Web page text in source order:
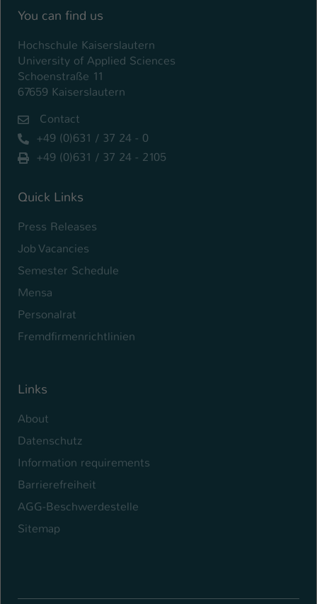
You can find us
Hochschule Kaiserslautern
University of Applied Sciences
Schoenstraße 11
67659 Kaiserslautern
Contact
+49 (0)631 / 37 24 - 0
+49 (0)631 / 37 24 - 2105
Quick Links
Press Releases
Job Vacancies
Semester Schedule
Mensa
Personalrat
Fremdfirmenrichtlinien
Links
About
Datenschutz
Information requirements
Barrierefreiheit
AGG-Beschwerdestelle
Sitemap